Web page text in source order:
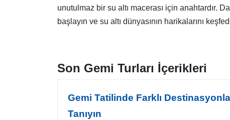
unutulmaz bir su altı macerası için anahtardır.
başlayın ve su altı dünyasının harikalarını
Son Gemi Turları İçerikleri
Gemi Tatilinde Farklı
Tanıyın